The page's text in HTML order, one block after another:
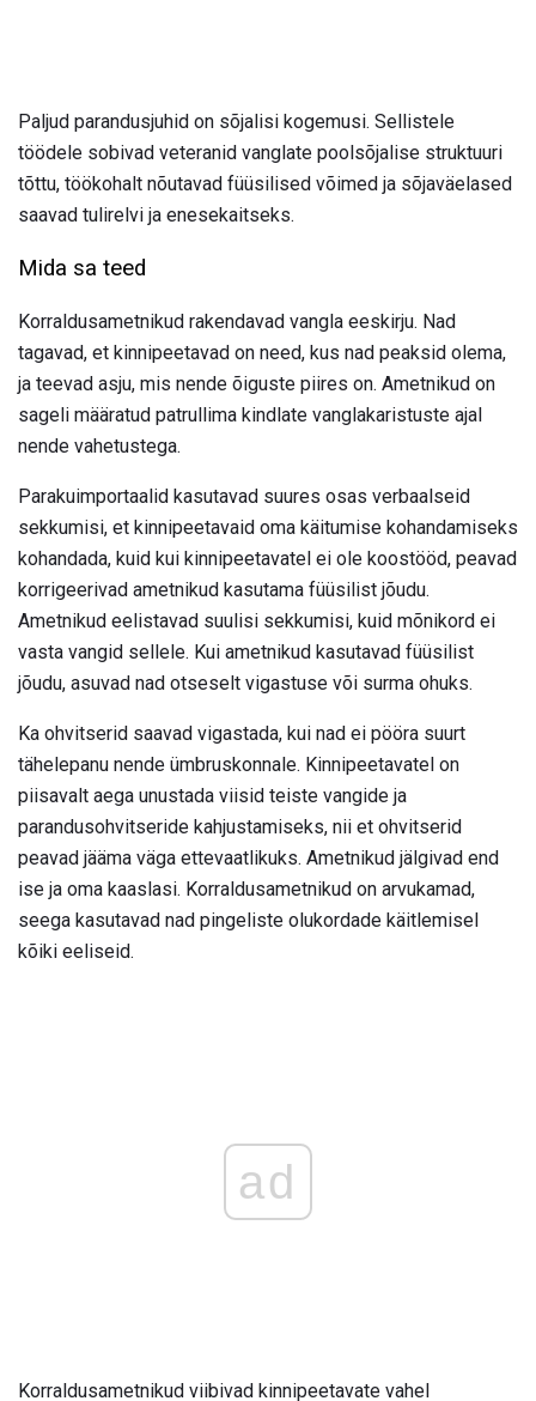
Paljud parandusjuhid on sõjalisi kogemusi. Sellistele
töödele sobivad veteranid vanglate poolsõjalise struktuuri
tõttu, töökohalt nõutavad füüsilised võimed ja sõjaväelased
saavad tulirelvi ja enesekaitseks.
Mida sa teed
Korraldusametnikud rakendavad vangla eeskirju. Nad
tagavad, et kinnipeetavad on need, kus nad peaksid olema,
ja teevad asju, mis nende õiguste piires on. Ametnikud on
sageli määratud patrullima kindlate vanglakaristuste ajal
nende vahetustega.
Parakuimportaalid kasutavad suures osas verbaalseid
sekkumisi, et kinnipeetavaid oma käitumise kohandamiseks
kohandada, kuid kui kinnipeetavatel ei ole koostööd, peavad
korrigeerivad ametnikud kasutama füüsilist jõudu.
Ametnikud eelistavad suulisi sekkumisi, kuid mõnikord ei
vasta vangid sellele. Kui ametnikud kasutavad füüsilist
jõudu, asuvad nad otseselt vigastuse või surma ohuks.
Ka ohvitserid saavad vigastada, kui nad ei pööra suurt
tähelepanu nende ümbruskonnale. Kinnipeetavatel on
piisavalt aega unustada viisid teiste vangide ja
parandusohvitseride kahjustamiseks, nii et ohvitserid
peavad jääma väga ettevaatlikuks. Ametnikud jälgivad end
ise ja oma kaaslasi. Korraldusametnikud on arvukamad,
seega kasutavad nad pingeliste olukordade käitlemisel
kõiki eeliseid.
ad
Korraldusametnikud viibivad kinnipeetavate vahel